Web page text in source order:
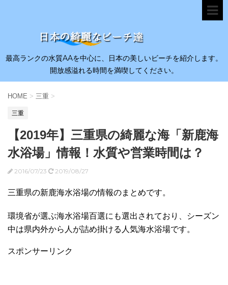
最高ランクの水質AAを中心に、日本の美しいビーチを紹介します。
開放感溢れる時間を満喫してください。
HOME > 三重 >
三重
【2019年】三重県の綺麗な海「新鹿海
水浴場」情報！水質や営業時間は？
2016/07/23 2019/08/27
三重県の新鹿海水浴場の情報のまとめです。
環境省が選ぶ海水浴場百選にも選出されており、シーズン
中は県内外から人が詰め掛ける人気海水浴場です。
スポンサーリンク